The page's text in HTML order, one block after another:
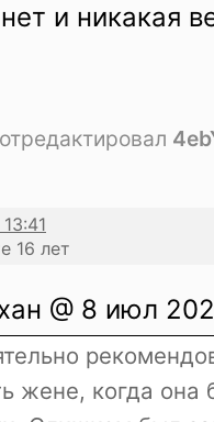
и никакая
16 лет
@ 8 июл
жене, когда